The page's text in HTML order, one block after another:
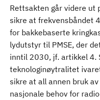
Rettsakten går videre ut
sikre at frekvensbåndet
for bakkebaserte
lydutstyr til PMSE, der
inntil 2030, jf. artikkel 4.
teknologinøytralitet
sikre at all annen bruk
nasjonale behov for